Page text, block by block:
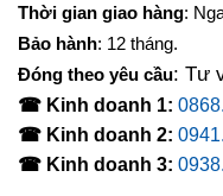
Thời gian giao hàng:
Bảo hành: 12 tháng.
Đóng theo yêu cầu: Tư
☎ Kinh doanh 1:
☎ Kinh doanh 2:
☎ Kinh doanh 3: